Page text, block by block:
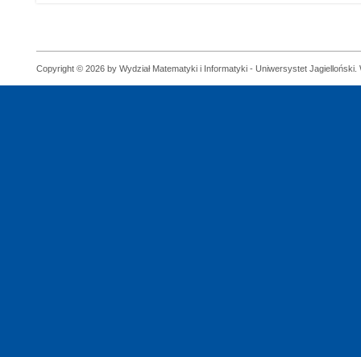
Copyright © 2026 by Wydział Matematyki i Informatyki - Uniwersystet